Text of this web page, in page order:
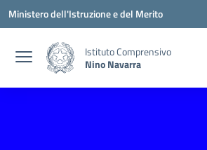
Vai ai contenuti
Vai al menu di navigazione
Vai al footer
Ministero dell'Istruzione e del Merito
Istituto Comprensivo
Nino Navarra